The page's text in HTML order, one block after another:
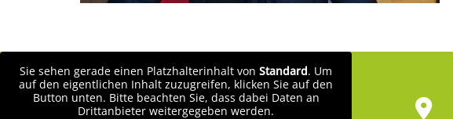
Sie sehen gerade einen Platzhalterinhalt von Standard. Um
auf den eigentlichen Inhalt zuzugreifen, klicken Sie auf den
Button unten. Bitte beachten Sie, dass dabei Daten an
Drittanbieter weitergegeben werden.